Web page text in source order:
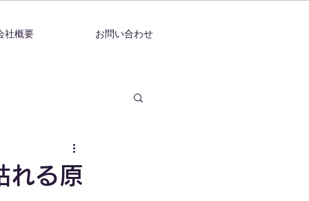
社概要 お問い合わせ
れる原